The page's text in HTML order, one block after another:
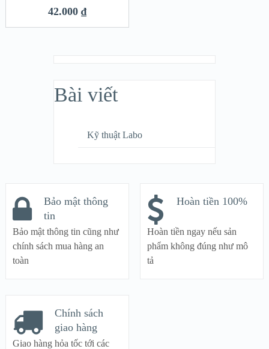
42.000₫
Bài viết
Kỹ thuật Labo
Bảo mật thông
tin
Bảo mật thông tin cũng như
chính sách mua hàng an
toàn
Hoàn tiền 100%
Hoàn tiền ngay nếu sản
phẩm không đúng như mô
tả
Chính sách
giao hàng
Giao hàng hỏa tốc tới các